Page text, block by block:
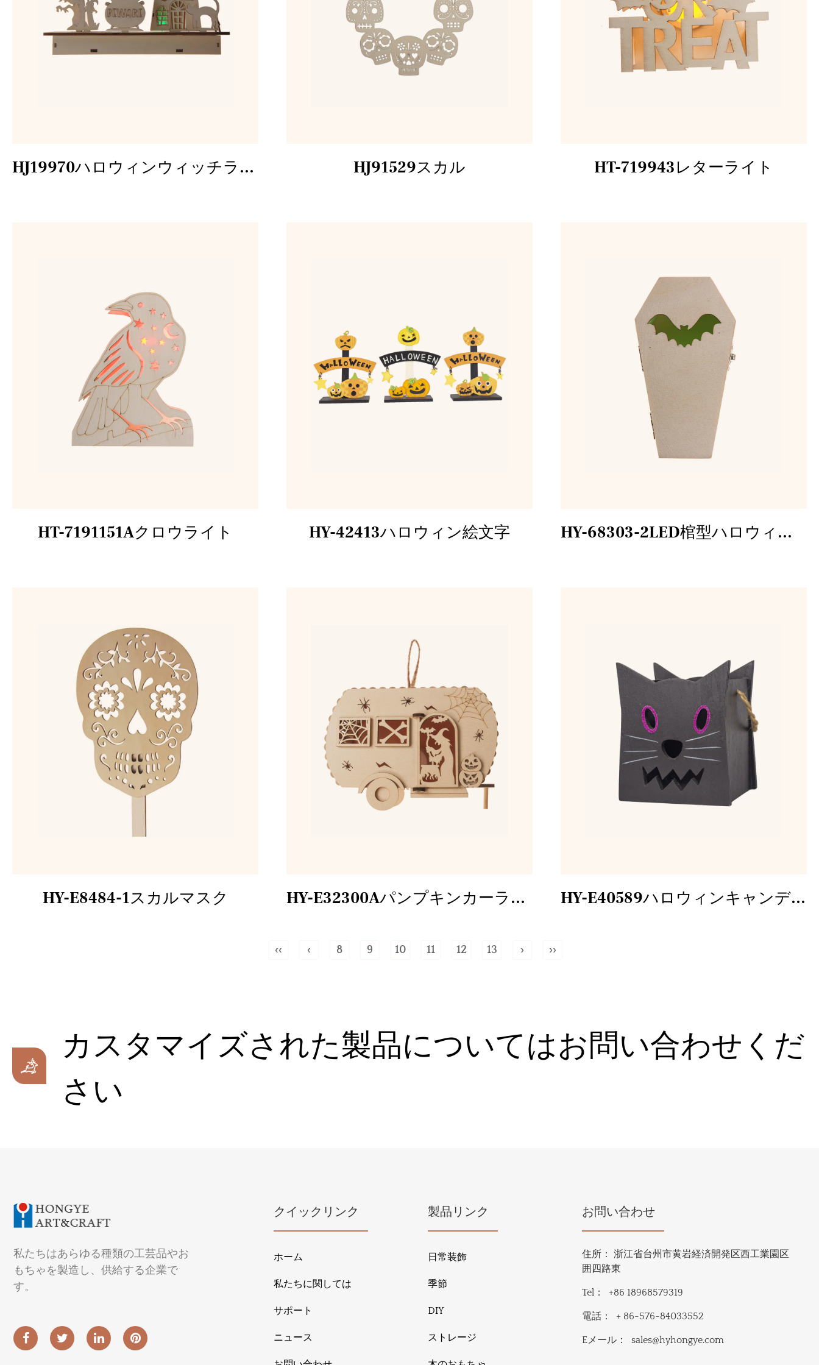
HJ19970ハロウィンウィッチライトボックス HJ91529スカル HT-719943レターライト
HT-7191151Aクロウライト HY-42413ハロウィン絵文字 HY-68303-2LED棺型ハロウィンデコレーション
HY-E8484-1スカルマスク HY-E32300Aパンプキンカーライト HY-E40589ハロウィンキャンディーボックス
‹‹ ‹ 8 9 10 11 12 13 › ››
カスタマイズされた製品についてはお問い合わせくだ
さい
私たちはあらゆる種類の工芸品やお
もちゃを製造し、供給する企業で
す。
クイックリンク
ホーム
私たちに関しては
サポート
ニュース
製品リンク
日常装飾
季節
DIY
ストレージ
お問い合わせ
住所：浙江省台州市黄岩経済開発区西工業園区
囲四路東
Tel： +86 18968579319
電話： + 86-576-84033552
Eメール： sales@hyhongye.com